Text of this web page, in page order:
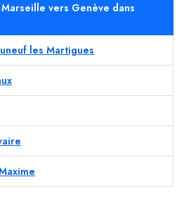
vers Genève dans
les Martigues